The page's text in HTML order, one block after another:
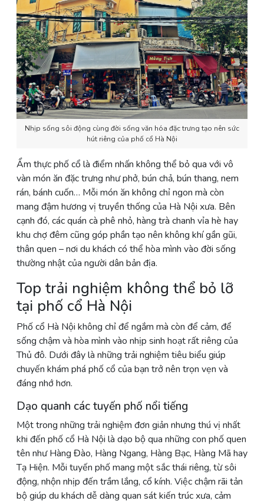
Nhịp sống sôi động cùng đời sống văn hóa đặc trưng tạo nên sức
hút riêng của phố cổ Hà Nội
Ẩm thực phố cổ là điểm nhấn không thể bỏ qua với vô
vàn món ăn đặc trưng như phở, bún chả, bún thang, nem
rán, bánh cuốn… Mỗi món ăn không chỉ ngon mà còn
mang đậm hương vị truyền thống của Hà Nội xưa. Bên
cạnh đó, các quán cà phê nhỏ, hàng trà chanh vỉa hè hay
khu chợ đêm cũng góp phần tạo nên không khí gần gũi,
thân quen – nơi du khách có thể hòa mình vào đời sống
thường nhật của người dân bản địa.
Top trải nghiệm không thể bỏ lỡ
tại phố cổ Hà Nội
Phố cổ Hà Nội không chỉ để ngắm mà còn để cảm, để
sống chậm và hòa mình vào nhịp sinh hoạt rất riêng của
Thủ đô. Dưới đây là những trải nghiệm tiêu biểu giúp
chuyến khám phá phố cổ của bạn trở nên trọn vẹn và
đáng nhớ hơn.
Dạo quanh các tuyến phố nổi tiếng
Một trong những trải nghiệm đơn giản nhưng thú vị nhất
khi đến phố cổ Hà Nội là dạo bộ qua những con phố quen
tên như Hàng Đào, Hàng Ngang, Hàng Bạc, Hàng Mã hay
Tạ Hiện. Mỗi tuyến phố mang một sắc thái riêng, từ sôi
động, nhộn nhịp đến trầm lắng, cổ kính. Việc chậm rãi tản
bộ giúp du khách dễ dàng quan sát kiến trúc xưa, cảm